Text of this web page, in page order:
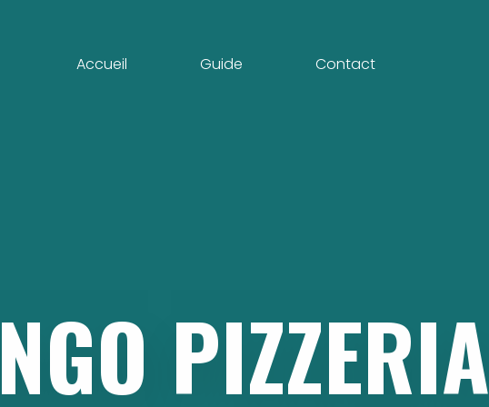
Accueil Guide Contact
PIZZERIA